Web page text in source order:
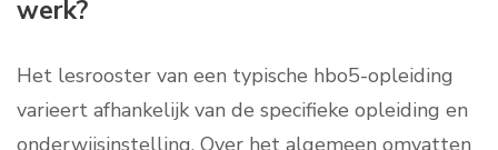
werk?
Het lesrooster van een typische hbo5-opleiding
varieert afhankelijk van de specifieke opleiding en
onderwijsinstelling. Over het algemeen omvatten